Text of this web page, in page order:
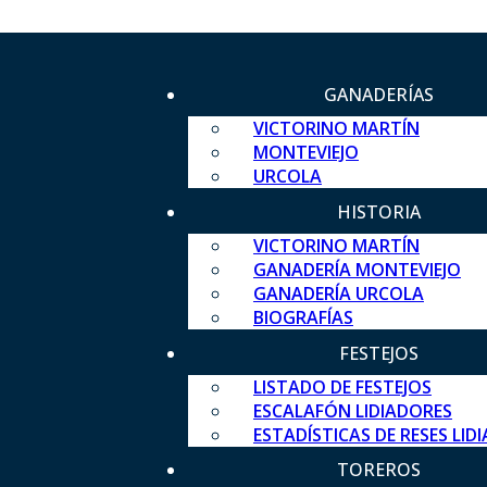
GANADERÍAS
VICTORINO MARTÍN
MONTEVIEJO
URCOLA
HISTORIA
VICTORINO MARTÍN
GANADERÍA MONTEVIEJO
GANADERÍA URCOLA
BIOGRAFÍAS
FESTEJOS
LISTADO DE FESTEJOS
ESCALAFÓN LIDIADORES
ESTADÍSTICAS DE RESES
TOREROS